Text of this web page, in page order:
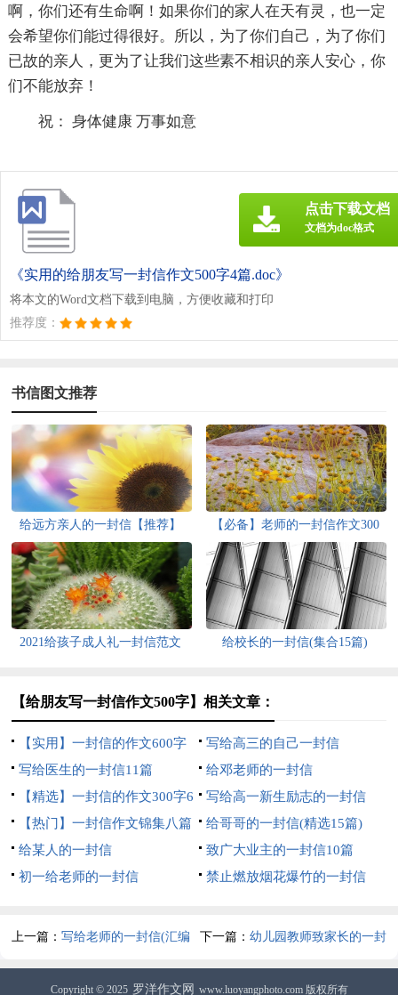
啊，你们还有生命啊！如果你们的家人在天有灵，也一定
会希望你们能过得很好。所以，为了你们自己，为了你们
已故的亲人，更为了让我们这些素不相识的亲人安心，你
们不能放弃！
祝： 身体健康 万事如意
《实用的给朋友写一封信作文500字4篇.doc》
将本文的Word文档下载到电脑，方便收藏和打印
推荐度：
点击下载文档
文档为doc格式
书信图文推荐
给远方亲人的一封信【推荐】
【必备】老师的一封信作文300
字5篇
2021给孩子成人礼一封信范文
给校长的一封信(集合15篇)
【给朋友写一封信作文500字】相关文章：
【实用】一封信的作文600字
四篇
写给高三的自己一封信
写给医生的一封信11篇
给邓老师的一封信
【精选】一封信的作文300字6
篇
写给高一新生励志的一封信
800字（精选5篇）
【热门】一封信作文锦集八篇
给哥哥的一封信(精选15篇)
给某人的一封信
致广大业主的一封信10篇
初一给老师的一封信
禁止燃放烟花爆竹的一封信
上一篇：写给老师的一封信(汇编
14篇)
下一篇： 幼儿园教师致家长的一封
信
Copyright © 2025 罗洋作文网 www.luoyangphoto.com 版权所有